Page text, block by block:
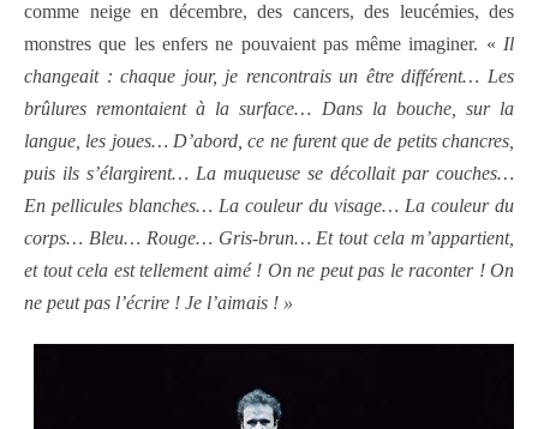
comme neige en décembre, des cancers, des leucémies, des
monstres que les enfers ne pouvaient pas même imaginer. « Il
changeait : chaque jour, je rencontrais un être différent… Les
brûlures remontaient à la surface… Dans la bouche, sur la
langue, les joues… D’abord, ce ne furent que de petits chancres,
puis ils s’élargirent… La muqueuse se décollait par couches…
En pellicules blanches… La couleur du visage… La couleur du
corps… Bleu… Rouge… Gris-brun… Et tout cela m’appartient,
et tout cela est tellement aimé ! On ne peut pas le raconter ! On
ne peut pas l’écrire ! Je l’aimais ! »